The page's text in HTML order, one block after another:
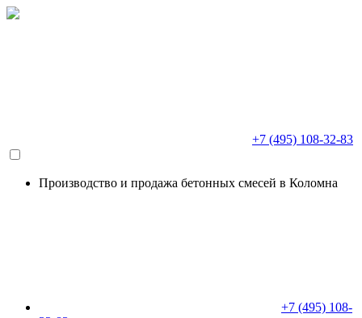
+7 (495) 108-32-83
Производство и продажа бетонных смесей в Коломна
+7 (495) 108-